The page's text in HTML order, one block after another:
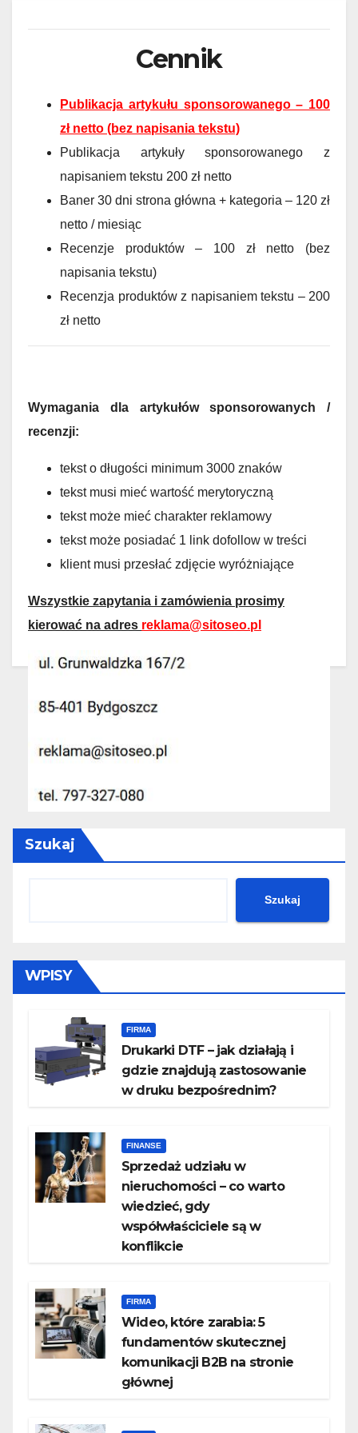
Cennik
Publikacja artykułu sponsorowanego – 100
zł netto (bez napisania tekstu)
Publikacja artykuły sponsorowanego z
napisaniem tekstu 200 zł netto
Baner 30 dni strona główna + kategoria – 120 zł
netto / miesiąc
Recenzje produktów – 100 zł netto (bez
napisania tekstu)
Recenzja produktów z napisaniem tekstu – 200
zł netto
Wymagania dla artykułów sponsorowanych /
recenzji:
tekst o długości minimum 3000 znaków
tekst musi mieć wartość merytoryczną
tekst może mieć charakter reklamowy
tekst może posiadać 1 link dofollow w treści
klient musi przesłać zdjęcie wyróżniające
Wszystkie zapytania i zamówienia prosimy
kierować na adres reklama@sitoseo.pl
Szukaj
Szukaj
WPISY
FIRMA
Drukarki DTF – jak działają i
gdzie znajdują zastosowanie
w druku bezpośrednim?
FINANSE
Sprzedaż udziału w
nieruchomości – co warto
wiedzieć, gdy
współwłaściciele są w
konflikcie
FIRMA
Wideo, które zarabia: 5
fundamentów skutecznej
komunikacji B2B na stronie
głównej